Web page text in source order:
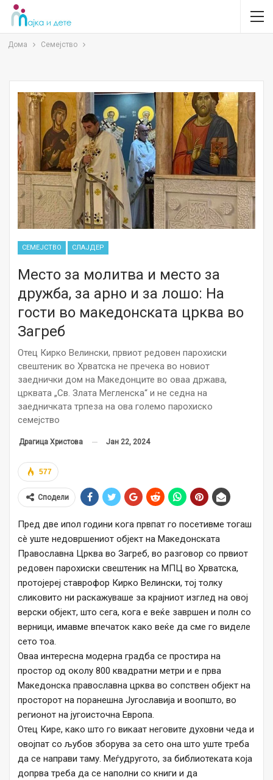
Дома Семејство
СЕМЕЈСТВО СЛАЈДЕР
Место за молитва и место за
дружба, за арно и за лошо: На
гости во македонската црква во
Загреб
Отец Кирко Велински, првиот редовен парохиски
свештеник во Хрватска не пречека во новиот
заеднички дом на Македонците во оваа држава,
црквата „Св. Злата Мегленска“ и не седна на
заедничката трпеза на ова големо парохиско
семејство
Драгица Христова Јан 22, 2024
577
Сподели
Пред две ипол години кога првпат го посетивме тогаш
сè уште недовршениот објект на Македонската
Православна Црква во Загреб, во разговор со првиот
редовен парохиски свештеник на МПЦ во Хрватска,
протојереј ставрофор Кирко Велински, тој толку
сликовито ни раскажуваше за крајниот изглед на овој
верски објект, што сега, кога е веќе завршен и полн со
верници, имавме впечаток како веќе да сме го виделе
сето тоа.
Оваа интересна модерна градба се простира на
простор од околу 800 квадратни метри и е прва
Македонска православна црква во сопствен објект на
просторот на поранешна Југославија и воопшто, во
регионот на југоисточна Европа.
Отец Кире, како што го викаат неговите духовни чеда и
овојпат со љубов зборува за сето она што уште треба
да се направи таму. Меѓудругото, за библиотеката која
допрва треба да се наполни со книги и да